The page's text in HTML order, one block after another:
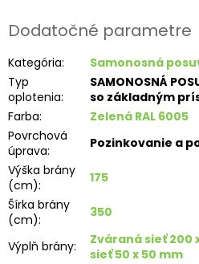
Dodatočné parametre
Kategória:
Samonosná
Typ
oplotenia:
SAMONOSNÁ
so základným
Farba:
Zelená RAL 6005
Povrchová
úprava:
Pozinkovanie a
Výška brány
(cm):
175
Šírka brány
(cm): 350
Výplň brány:
Zváraná sieť 200
sieť 50 x 50 mm